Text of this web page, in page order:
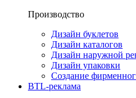
Производство
Дизайн буклетов
Дизайн каталогов
Дизайн наружной
Дизайн упаковки
Создание
BTL-реклама